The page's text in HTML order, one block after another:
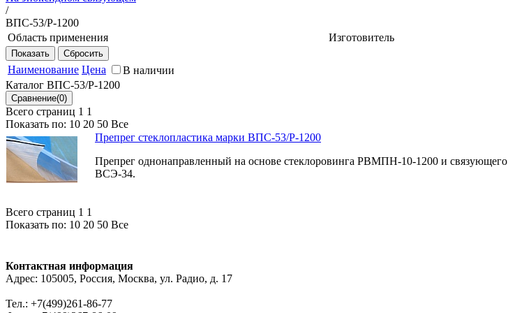
/
ВПС-53/Р-1200
Область применения
Детали силовых конструкций изделий авиационной техники.
Изготовитель
Наименование Цена
В наличии
Каталог ВПС-53/Р-1200
Всего страниц 1 1
Показать по: 10 20 50 Все
Препрег стеклопластика марки ВПС-53/Р-1200
Препрег однонаправленный на основе стеклоровинга РВМПН-10-1200 и связующего
ВСЭ-34.
Всего страниц 1 1
Показать по: 10 20 50 Все
Контактная информация
Адрес: 105005, Россия, Москва, ул. Радио, д. 17
Тел.: +7(499)261-86-77